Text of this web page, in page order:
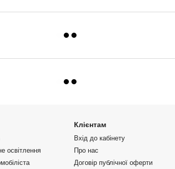
освітлення
Клієнтам
Вхід до кабінету
Про нас
Договір публічної оферти